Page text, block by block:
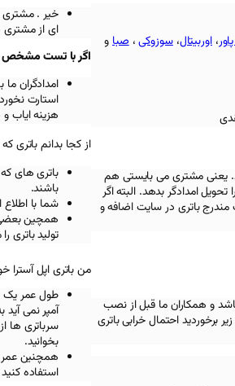
،اوربیتال،سوزوکی،صباو
یعنی مشتری می بایستی هم
امدادگر بدهد. البته اگر
باتری در سایت اضافه و
خیر . مشتری
ای از
اگر با تست مشخص
امدادگران
استارت
هزینه ایاب
از کجا بدانم باتری
باتری های
باشند.
شما با اطلاع
همچین بعضی
تولید
و همکاران ما قبل از نصب
برخوردید احتمال خرابی باتری
من باتری اپل آسترا
طول عمر یک
آمپر نمی
سرباتری ها
بخوانید.
استفاده